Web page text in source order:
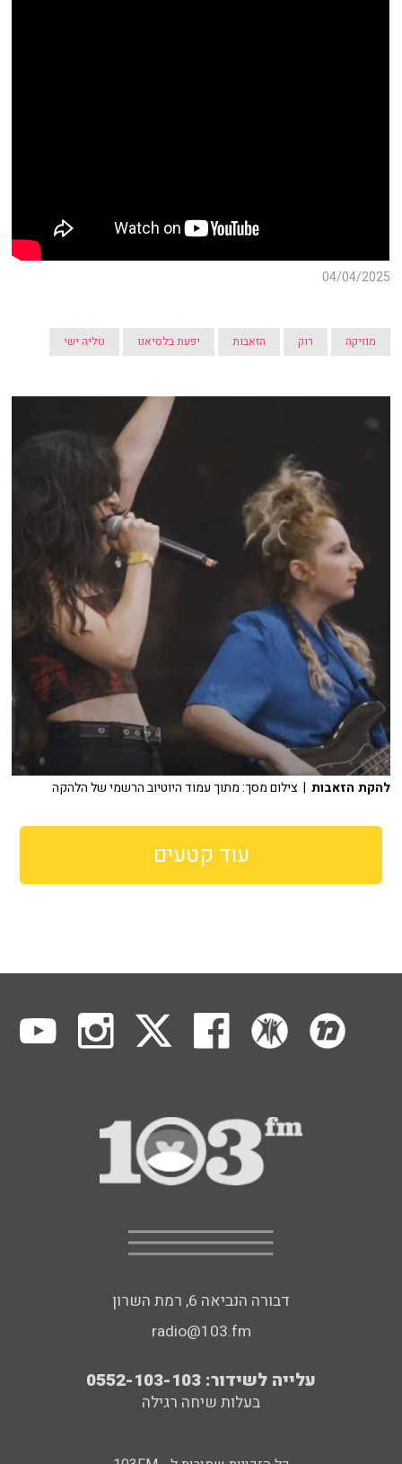
04/04/2025
מוזיקה רוק הזאבות יפעת בלסיאנו טליה ישי
להקת הזאבות | צילום מסך: מתוך עמוד היוטיוב הרשמי של הלהקה
עוד קטעים
דבורה הנביאה 6, רמת השרון
radio@103.fm
עלייה לשידור: 0552-103-103
בעלות שיחה רגילה